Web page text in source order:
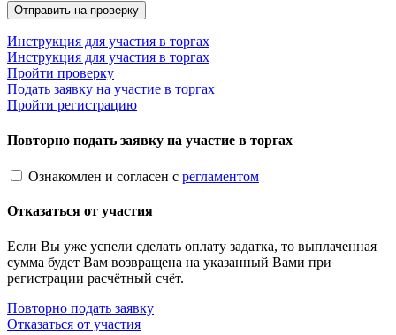
Инструкция для участия в торгах
Инструкция для участия в торгах
Пройти проверку
Подать заявку на участие в торгах
Пройти регистрацию
Повторно подать заявку на участие в торгах
Ознакомлен и согласен с регламентом
Отказаться от участия
Если Вы уже успели сделать оплату задатка, то выплаченная
сумма будет Вам возвращена на указанный Вами при
регистрации расчётный счёт.
Повторно подать заявку
Отказаться от участия